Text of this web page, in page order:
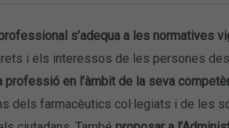
s’adequa a les normatives
i els interessos de les persones
professió en l’àmbit de la seva
dels farmacèutics col·legiats i de les